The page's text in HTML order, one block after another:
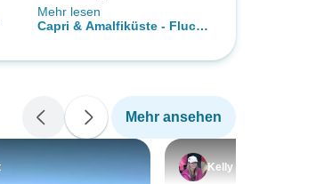
Tours Tagesausflüge
abgegeben) und der Lage
wir zukünftige Reisende
auf zwei Probleme mit der
Unterkunft aufmerksam
machen. Erstens war
Mehr lesen
Capri & Amalfiküste - Flucht
Mehr ansehen
Kelly